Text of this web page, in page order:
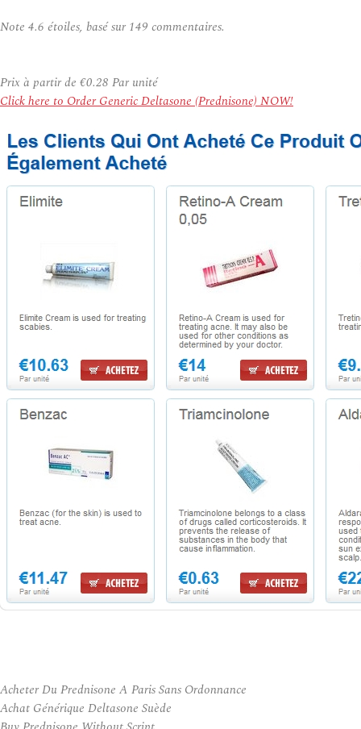
Note 4.6 étoiles, basé sur 149 commentaires.
Prix à partir de €0.28 Par unité
Click here to Order Generic Deltasone (Prednisone) NOW!
Acheter Du Prednisone A Paris Sans Ordonnance
Achat Générique Deltasone Suède